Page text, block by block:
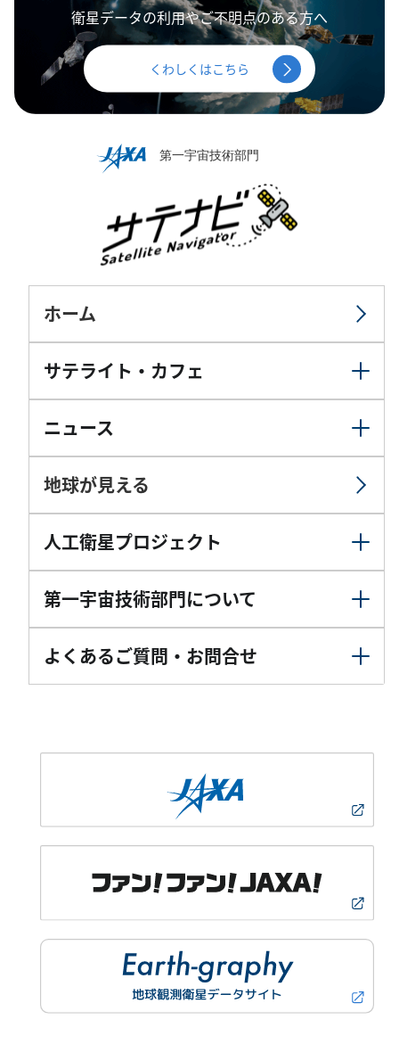
衛星データの利用やご不明点のある方へ
くわしくはこちら
ホーム
サテライト・カフェ
ニュース
地球が見える
人工衛星プロジェクト
第一宇宙技術部門について
よくあるご質問・お問合せ